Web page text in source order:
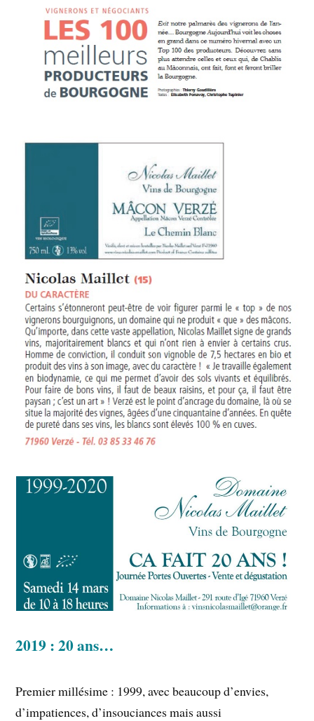
2019 : 20 ans…
Premier millésime : 1999, avec beaucoup d’envies,
d’impatiences, d’insouciances mais aussi